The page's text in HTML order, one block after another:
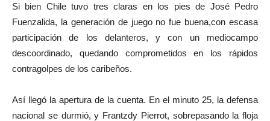
Si bien Chile tuvo tres claras en los pies de José Pedro
Fuenzalida, la generación de juego no fue buena,con escasa
participación de los delanteros, y con un mediocampo
descoordinado, quedando comprometidos en los rápidos
contragolpes de los caribeños.
Así llegó la apertura de la cuenta. En el minuto 25, la defensa
nacional se durmió, y Frantzdy Pierrot, sobrepasando la floja